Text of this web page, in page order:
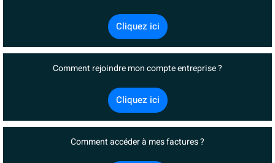
Cliquez ici
Comment rejoindre mon compte entreprise ?
Cliquez ici
Comment accéder à mes factures ?